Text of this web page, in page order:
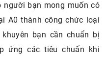
bạn mong muốn có
A0 thành công chức loại
bạn cần chuẩn bị
ứng các tiêu chuẩn khi